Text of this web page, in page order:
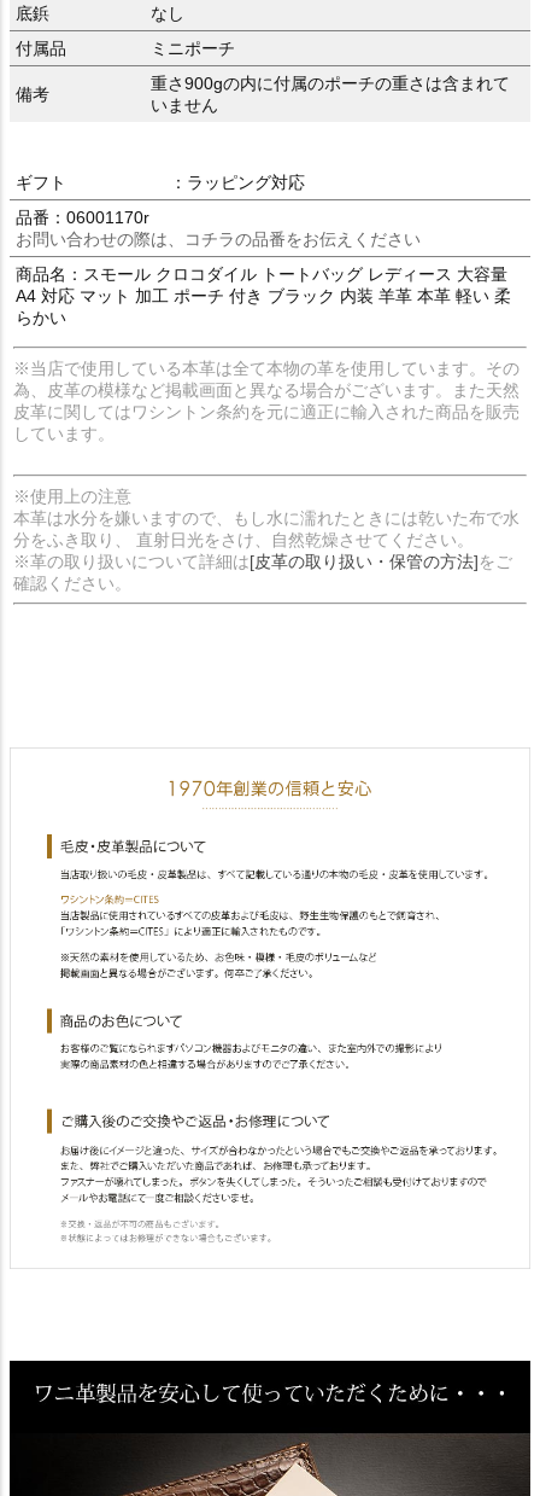
底鋲
なし
付属品
ミニポーチ
備考
重さ900gの内に付属のポーチの重さは含まれて
いません
ギフト
：ラッピング対応
品番：06001170r
お問い合わせの際は、コチラの品番をお伝えください
商品名：スモール クロコダイル トートバッグ レディース 大容量
A4 対応 マット 加工 ポーチ 付き ブラック 内装 羊革 本革 軽い 柔
らかい
※当店で使用している本革は全て本物の革を使用しています。その
為、皮革の模様など掲載画面と異なる場合がございます。また天然
皮革に関してはワシントン条約を元に適正に輸入された商品を販売
しています。
※使用上の注意
本革は水分を嫌いますので、もし水に濡れたときには乾いた布で水
分をふき取り、 直射日光をさけ、自然乾燥させてください。
※革の取り扱いについて詳細は[皮革の取り扱い・保管の方法]をご
確認ください。